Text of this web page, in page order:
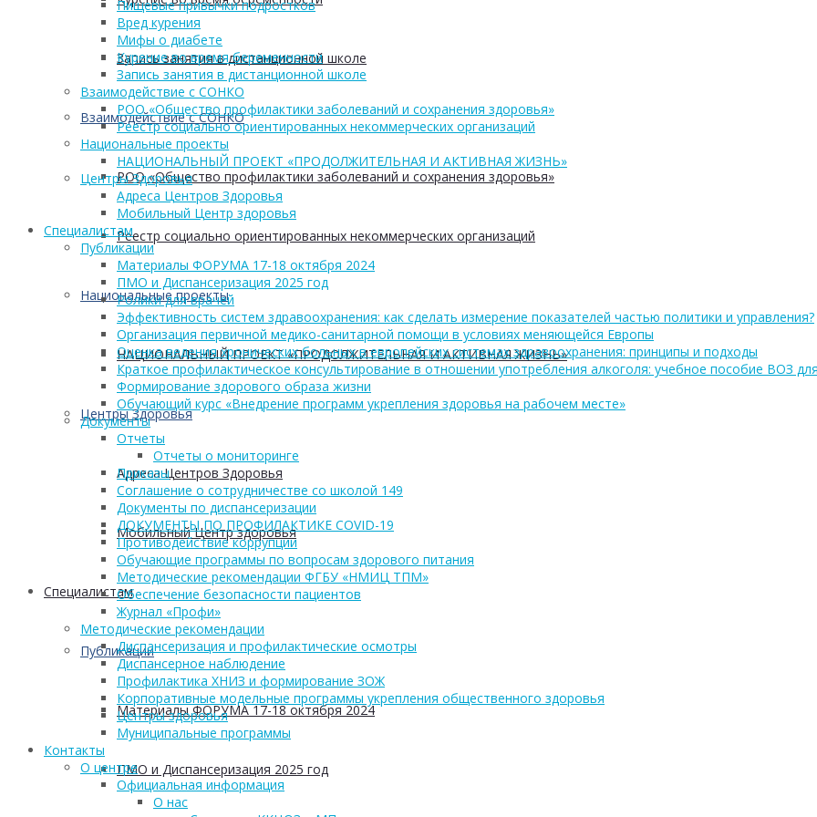
Запись занятия в дистанционной школе
Взаимодействие с СОНКО
РОО «Общество профилактики заболеваний и сохранения здоровья»
Реестр социально ориентированных некоммерческих организаций
Национальные проекты
НАЦИОНАЛЬНЫЙ ПРОЕКТ «ПРОДОЛЖИТЕЛЬНАЯ И АКТИВНАЯ ЖИЗНЬ»
Центры Здоровья
Адреса Центров Здоровья
Мобильный Центр здоровья
Cпециалистам
Публикации
Материалы ФОРУМА 17-18 октября 2024
ПМО и Диспансеризация 2025 год
Пищевые привычки подростков
Вред курения
Мифы о диабете
Курение во время беременности
Запись занятия в дистанционной школе
Взаимодействие с СОНКО
РОО «Общество профилактики заболеваний и сохранения здоровья»
Реестр социально ориентированных некоммерческих организаций
Национальные проекты
НАЦИОНАЛЬНЫЙ ПРОЕКТ «ПРОДОЛЖИТЕЛЬНАЯ И АКТИВНАЯ ЖИЗНЬ»
Центры Здоровья
Адреса Центров Здоровья
Мобильный Центр здоровья
Cпециалистам
Публикации
Материалы ФОРУМА 17-18 октября 2024
ПМО и Диспансеризация 2025 год
Ролики для врачей
Эффективность систем здравоохранения: как сделать измерение показателей частью политики и управления?
Организация первичной медико-санитарной помощи в условиях меняющейся Европы
Оценка ведения хронических больных в европейских системах здравоохранения: принципы и подходы
Краткое профилактическое консультирование в отношении употребления алкоголя: учебное пособие ВОЗ
Формирование здорового образа жизни
Обучающий курс «Внедрение программ укрепления здоровья на рабочем месте»
Документы
Отчеты
Отчеты о мониторинге
Приказы
Соглашение о сотрудничестве со школой 149
Документы по диспансеризации
ДОКУМЕНТЫ ПО ПРОФИЛАКТИКЕ COVID-19
Противодействие коррупции
Обучающие программы по вопросам здорового питания
Методические рекомендации ФГБУ «НМИЦ ТПМ»
Обеспечение безопасности пациентов
Журнал «Профи»
Методические рекомендации
Диспансеризация и профилактические осмотры
Диспансерное наблюдение
Профилактика ХНИЗ и формирование ЗОЖ
Корпоративные модельные программы укрепления общественного здоровья
Центры здоровья
Муниципальные программы
Контакты
О центре
Официальная информация
О нас